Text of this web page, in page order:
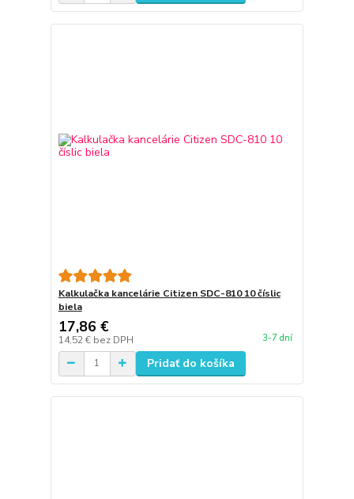
Kalkulačka kancelárie Citizen SDC-810 10 číslic
biela
17,86 €
14,52 € bez DPH 3-7 dní
Pridať do košíka